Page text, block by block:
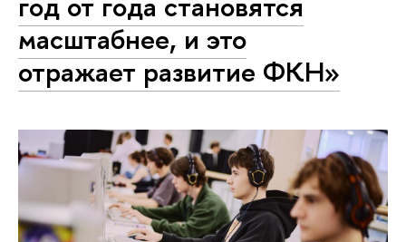
масштабнее, и это
отражает развитие ФКН»